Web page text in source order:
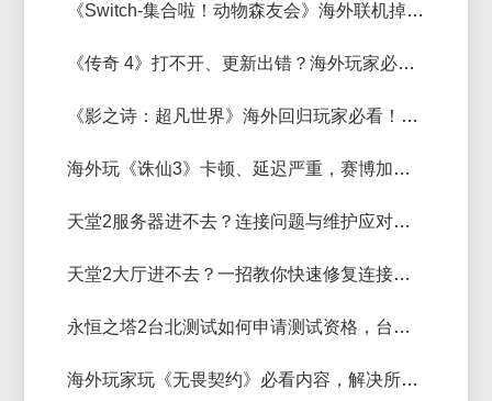
《Switch-集合啦！动物森友会》海外联机掉线、延迟高？解决办法来了
《传奇 4》打不开、更新出错？海外玩家必看解决办法
《影之诗：超凡世界》海外回归玩家必看！网络卡顿延迟解决方法
海外玩《诛仙3》卡顿、延迟严重，赛博加速器一键解决
天堂2服务器进不去？连接问题与维护应对攻略
天堂2大厅进不去？一招教你快速修复连接问题
永恒之塔2台北测试如何申请测试资格，台湾玩家有福了
海外玩家玩《无畏契约》必看内容，解决所遇网络问题